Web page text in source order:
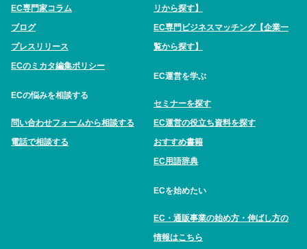
EC専門家コラム
ブログ
プレスリリース
ECのミカタ編集ポリシー
ECの悩みを相談する
問い合わせフォームから相談する
電話で相談する
リから探す】
EC専門ビジネスマッチング【企業一
覧から探す】
EC運営を学ぶ
セミナーを探す
EC運営の役立ち資料を探す
おすすめ書籍
EC用語辞典
ECを始めたい
EC・通販事業の始め方・伸ばし方の
情報はこちら